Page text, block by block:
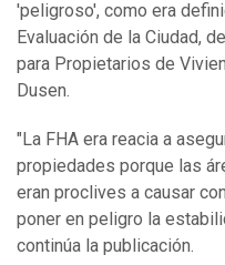
'peligroso', como era
Evaluación de la Ciudad,
para Propietarios de
Dusen.
"La FHA era reacia a
propiedades porque las
eran proclives a causar
poner en peligro la
continúa la publicación.